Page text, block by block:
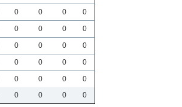
0 0 0
0
0 0 0
0
0 0 0
0
0 0 0
0
0 0 0
0
0 0 0 0